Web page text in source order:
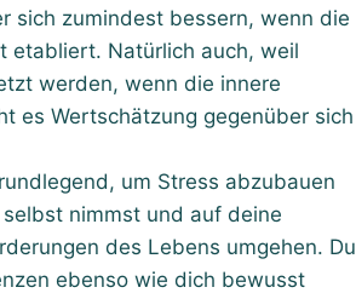
sich zumindest bessern, wenn die
etabliert. Natürlich auch, weil
werden, wenn die innere
es Wertschätzung gegenüber sich
um Stress abzubauen
nimmst und auf deine
des Lebens umgehen. Du
ebenso wie dich bewusst